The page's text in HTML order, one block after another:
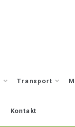
Transport
Kontakt